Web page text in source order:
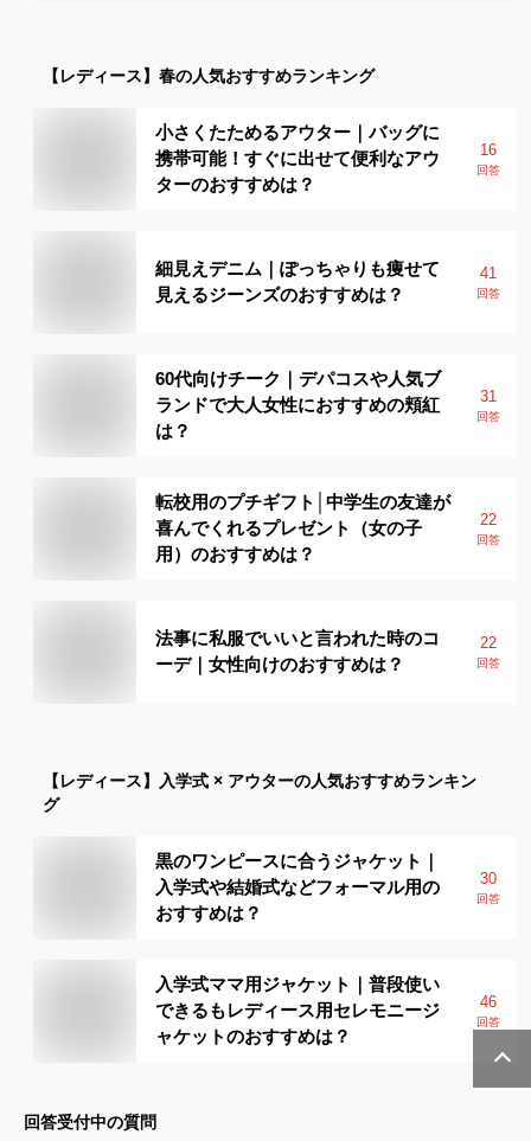
【レディース】 春の人気おすすめランキング
小さくたためるアウター｜バッグに
携帯可能！すぐに出せて便利なアウ
ターのおすすめは？
16
回答
細見えデニム｜ぽっちゃりも痩せて
見えるジーンズのおすすめは？
41
回答
60代向けチーク｜デパコスや人気ブ
ランドで大人女性におすすめの頬紅
は？
31
回答
転校用のプチギフト│中学生の友達が
喜んでくれるプレゼント（女の子
用）のおすすめは？
22
回答
法事に私服でいいと言われた時のコ
ーデ｜女性向けのおすすめは？
22
回答
【レディース】 入学式 × アウターの人気おすすめランキン
グ
黒のワンピースに合うジャケット｜
入学式や結婚式などフォーマル用の
おすすめは？
30
回答
入学式ママ用ジャケット｜普段使い
できるもレディース用セレモニージ
ャケットのおすすめは？
46
回答
回答受付中の質問